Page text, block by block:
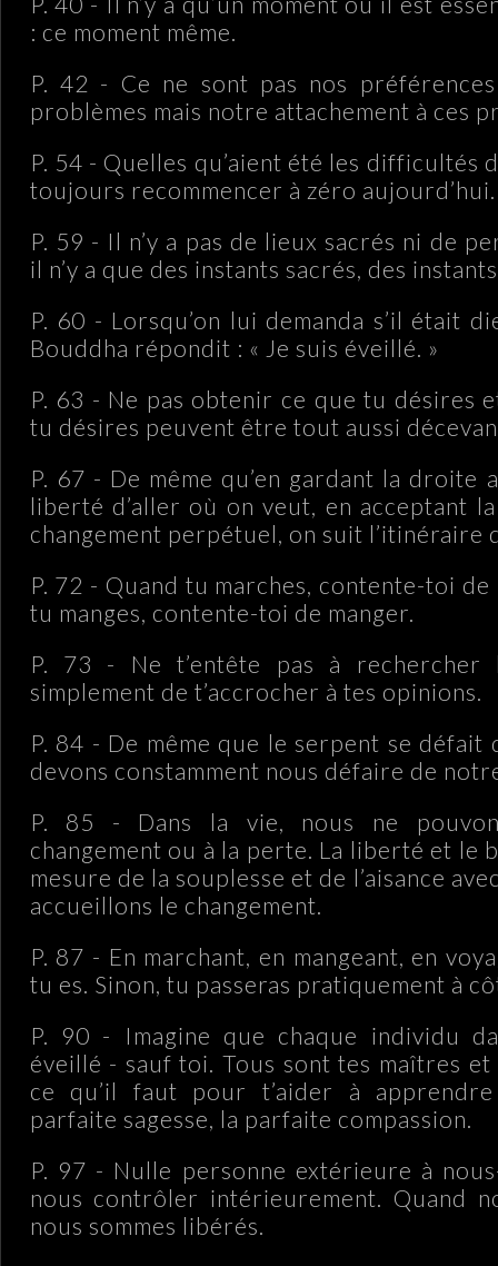
: ce moment même.
P. 42 - Ce ne sont pas nos
problèmes mais notre attachement à ces
P. 54 - Quelles qu’aient été les difficultés
toujours recommencer à zéro aujourd’hui.
P. 59 - Il n’y a pas de lieux sacrés ni de
il n’y a que des instants sacrés, des
P. 60 - Lorsqu’on lui demanda s’il était
Bouddha répondit : « Je suis éveillé. »
P. 63 - Ne pas obtenir ce que tu désires
tu désires peuvent être tout aussi
P. 67 - De même qu’en gardant la droite
liberté d’aller où on veut, en acceptant
changement perpétuel, on suit l’itinéraire
P. 72 - Quand tu marches, contente-toi
tu manges, contente-toi de manger.
P. 73 - Ne t’entête pas à rechercher
simplement de t’accrocher à tes opinions.
P. 84 - De même que le serpent se défait
devons constamment nous défaire de
P. 85 - Dans la vie, nous ne
changement ou à la perte. La liberté et le
mesure de la souplesse et de l’aisance
accueillons le changement.
P. 87 - En marchant, en mangeant, en
tu es. Sinon, tu passeras pratiquement à
P. 90 - Imagine que chaque individu
éveillé - sauf toi. Tous sont tes maîtres
ce qu’il faut pour t’aider à
parfaite sagesse, la parfaite compassion.
P. 97 - Nulle personne extérieure à
nous contrôler intérieurement. Quand
nous sommes libérés.